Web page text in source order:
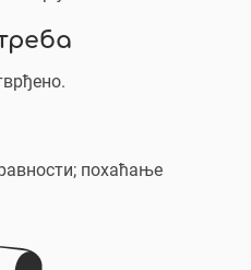
похаћање